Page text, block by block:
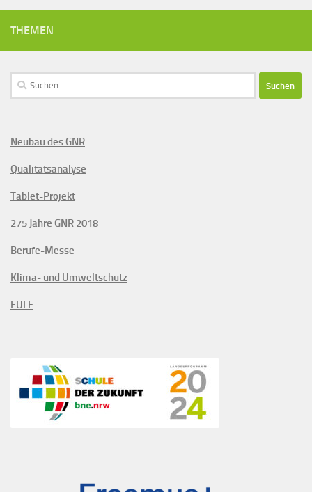
THEMEN
Suchen
nach:
Neubau des GNR
Qualitätsanalyse
Tablet-Projekt
275 Jahre GNR 2018
Berufe-Messe
Klima- und Umweltschutz
EULE